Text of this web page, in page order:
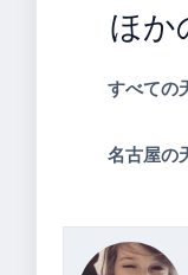
ほか
すべての
名古屋の